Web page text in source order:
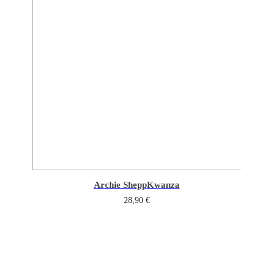
Archie SheppKwanza
28,90 €